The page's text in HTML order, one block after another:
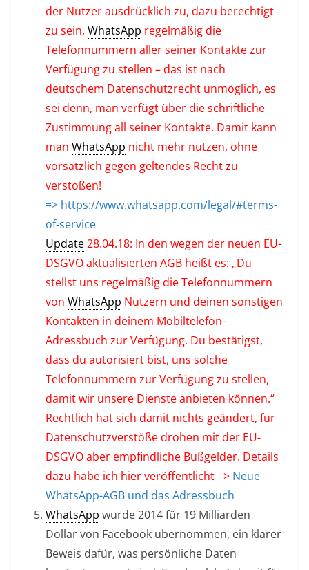
der Nutzer ausdrücklich zu, dazu berechtigt
zu sein, WhatsApp regelmäßig die
Telefonnummern aller seiner Kontakte zur
Verfügung zu stellen – das ist nach
deutschem Datenschutzrecht unmöglich, es
sei denn, man verfügt über die schriftliche
Zustimmung all seiner Kontakte. Damit kann
man WhatsApp nicht mehr nutzen, ohne
vorsätzlich gegen geltendes Recht zu
verstoßen!
=> https://www.whatsapp.com/legal/#terms-
of-service
Update28.04.18: In den wegen der neuen EU-
DSGVO aktualisierten AGB heißt es: „Du
stellst uns regelmäßig die Telefonnummern
von WhatsApp Nutzern und deinen sonstigen
Kontakten in deinem Mobiltelefon-
Adressbuch zur Verfügung. Du bestätigst,
dass du autorisiert bist, uns solche
Telefonnummern zur Verfügung zu stellen,
damit wir unsere Dienste anbieten können.“
Rechtlich hat sich damit nichts geändert, für
Datenschutzverstöße drohen mit der EU-
DSGVO aber empfindliche Bußgelder. Details
dazu habe ich hier veröffentlicht => Neue
WhatsApp-AGB und das Adressbuch
WhatsApp wurde 2014 für 19 Milliarden
Dollar von Facebook übernommen, ein klarer
Beweis dafür, was persönliche Daten